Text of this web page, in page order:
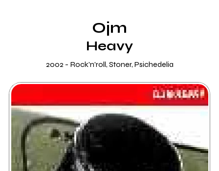
Ojm
Heavy
2002 - Rock'n'roll, Stoner, Psichedelia